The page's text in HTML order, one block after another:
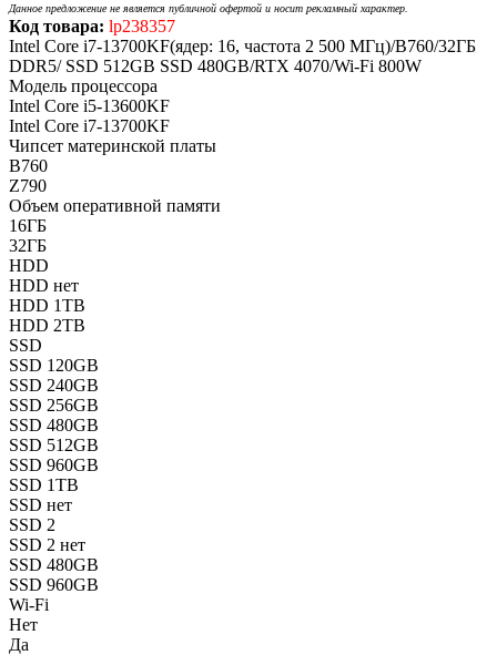
Данное предложение не является публичной офертой и носит рекламный характер.
Код товара: lp238357
Intel Core i7-13700KF(ядер: 16, частота 2 500 МГц)/B760/32ГБ
DDR5/ SSD 512GB SSD 480GB/RTX 4070/Wi-Fi 800W
Модель процессора
Intel Core i5-13600KF
Intel Core i7-13700KF
Чипсет материнской платы
B760
Z790
Объем оперативной памяти
16ГБ
32ГБ
HDD
HDD нет
HDD 1TB
HDD 2TB
SSD
SSD 120GB
SSD 240GB
SSD 256GB
SSD 480GB
SSD 512GB
SSD 960GB
SSD 1TB
SSD нет
SSD 2
SSD 2 нет
SSD 480GB
SSD 960GB
Wi-Fi
Нет
Да